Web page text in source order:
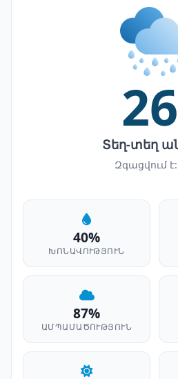
26
Տեղ-տեղ
Զգացվում է:
40%
ԽՈՆԱՎՈՒԹՅՈՒՆ
87%
ԱՄՊԱՄԱԾՈՒԹՅՈՒՆ